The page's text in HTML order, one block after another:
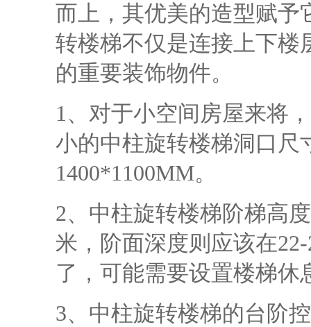
而上，其优美的造型赋予
转楼梯不仅是连接上下楼
的重要装饰物件。
1、对于小空间房屋来将
小的中柱旋转楼梯洞口尺
1400*1100MM。
2、中柱旋转楼梯阶梯高
米，阶面深度则应该在
了，可能需要设置楼梯休
3、中柱旋转楼梯的台阶